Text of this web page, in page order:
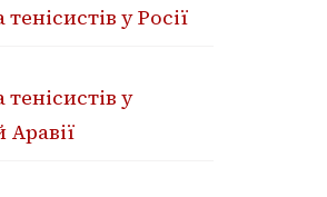
у Росії
у
Аравії